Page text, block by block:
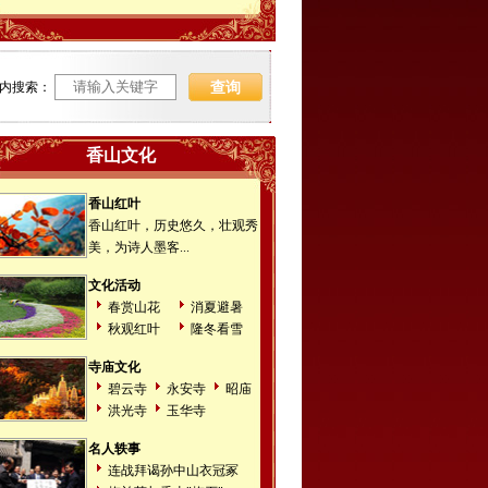
搜索：
香山文化
香山红叶
香山红叶，历史悠久，壮观秀
美，为诗人墨客...
文化活动
春赏山花
消夏避暑
秋观红叶
隆冬看雪
寺庙文化
碧云寺
永安寺
昭庙
洪光寺
玉华寺
名人轶事
连战拜谒孙中山衣冠冢